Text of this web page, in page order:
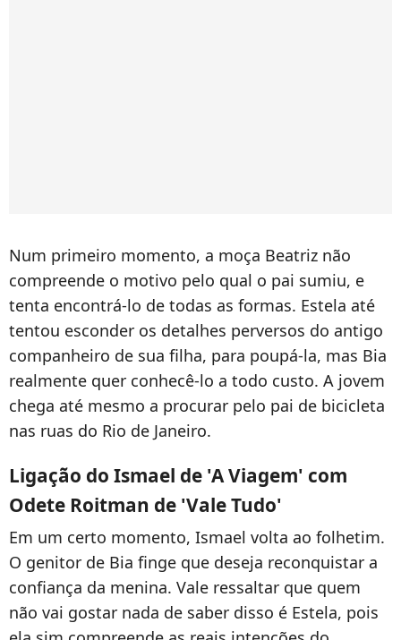
Num primeiro momento, a moça Beatriz não
compreende o motivo pelo qual o pai sumiu, e
tenta encontrá-lo de todas as formas. Estela até
tentou esconder os detalhes perversos do antigo
companheiro de sua filha, para poupá-la, mas Bia
realmente quer conhecê-lo a todo custo. A jovem
chega até mesmo a procurar pelo pai de bicicleta
nas ruas do Rio de Janeiro.
Ligação do Ismael de 'A Viagem' com
Odete Roitman de 'Vale Tudo'
Em um certo momento, Ismael volta ao folhetim.
O genitor de Bia finge que deseja reconquistar a
confiança da menina. Vale ressaltar que quem
não vai gostar nada de saber disso é Estela, pois